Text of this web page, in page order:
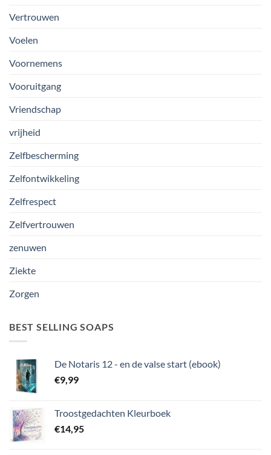
Vertrouwen
Voelen
Voornemens
Vooruitgang
Vriendschap
vrijheid
Zelfbescherming
Zelfontwikkeling
Zelfrespect
Zelfvertrouwen
zenuwen
Ziekte
Zorgen
BEST SELLING SOAPS
De Notaris 12 - en de valse start (ebook)
€9,99
Troostgedachten Kleurboek
€14,95